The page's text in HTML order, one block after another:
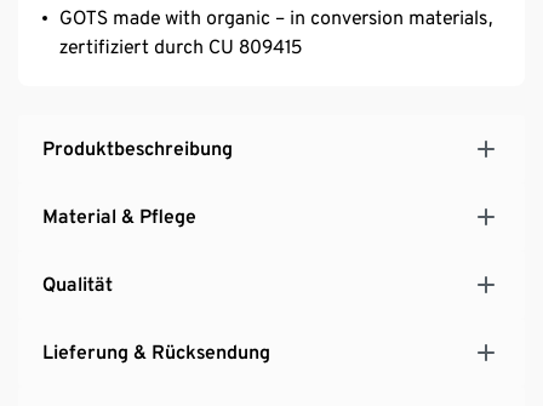
GOTS made with organic – in conversion materials,
zertifiziert durch CU 809415
Produktbeschreibung
Material & Pflege
Qualität
Lieferung & Rücksendung